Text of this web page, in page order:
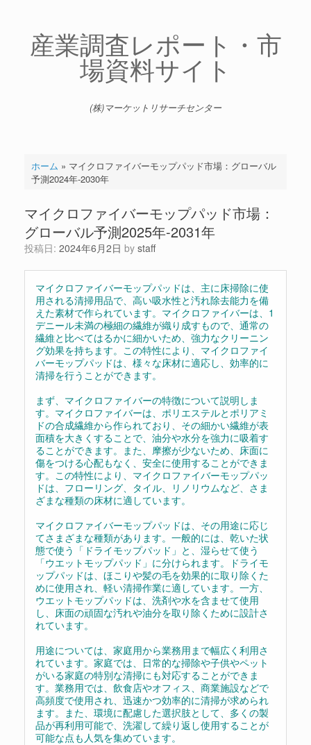
産業調査レポート・市
場資料サイト
(株)マーケットリサーチセンター
ホーム » マイクロファイバーモップパッド市場：グローバル
予測2024年-2030年
マイクロファイバーモップパッド市場：
グローバル予測2025年-2031年
投稿日: 2024年6月2日 by staff
マイクロファイバーモップパッドは、主に床掃除に使
用される清掃用品で、高い吸水性と汚れ除去能力を備
えた素材で作られています。マイクロファイバーは、1
デニール未満の極細の繊維が織り成すもので、通常の
繊維と比べてはるかに細かいため、強力なクリーニン
グ効果を持ちます。この特性により、マイクロファイ
バーモップパッドは、様々な床材に適応し、効率的に
清掃を行うことができます。
まず、マイクロファイバーの特徴について説明しま
す。マイクロファイバーは、ポリエステルとポリアミ
ドの合成繊維から作られており、その細かい繊維が表
面積を大きくすることで、油分や水分を強力に吸着す
ることができます。また、摩擦が少ないため、床面に
傷をつける心配もなく、安全に使用することができま
す。この特性により、マイクロファイバーモップパッ
ドは、フローリング、タイル、リノリウムなど、さま
ざまな種類の床材に適しています。
マイクロファイバーモップパッドは、その用途に応じ
てさまざまな種類があります。一般的には、乾いた状
態で使う「ドライモップパッド」と、湿らせて使う
「ウエットモップパッド」に分けられます。ドライモ
ップパッドは、ほこりや髪の毛を効果的に取り除くた
めに使用され、軽い清掃作業に適しています。一方、
ウエットモップパッドは、洗剤や水を含ませて使用
し、床面の頑固な汚れや油分を取り除くために設計さ
れています。
用途については、家庭用から業務用まで幅広く利用さ
れています。家庭では、日常的な掃除や子供やペット
がいる家庭の特別な清掃にも対応することができま
す。業務用では、飲食店やオフィス、商業施設などで
高頻度で使用され、迅速かつ効率的に清掃が求められ
ます。また、環境に配慮した選択肢として、多くの製
品が再利用可能で、洗濯して繰り返し使用することが
可能な点も人気を集めています。